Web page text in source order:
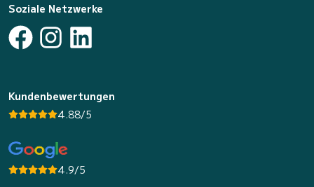
Soziale Netzwerke
Kundenbewertungen
4.88/5
4.9/5